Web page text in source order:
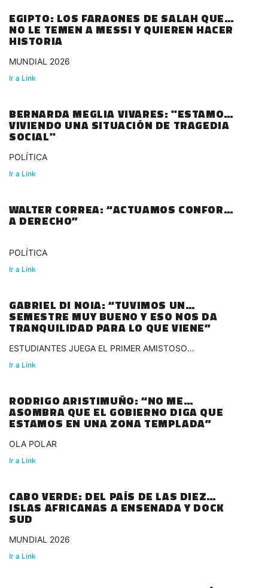
EGIPTO: LOS FARAONES DE SALAH QUE
NO LE TEMEN A MESSI Y QUIEREN HACER
HISTORIA
MUNDIAL 2026
Ir a Link
BERNARDA MEGLIA VIVARES: "ESTAMOS
VIVIENDO UNA SITUACIÓN DE TRAGEDIA
SOCIAL"
POLÍTICA
Ir a Link
WALTER CORREA: “ACTUAMOS CONFORME
A DERECHO”
POLÍTICA
Ir a Link
GABRIEL DI NOIA: “TUVIMOS UN
SEMESTRE MUY BUENO Y ESO NOS DA
TRANQUILIDAD PARA LO QUE VIENE”
ESTUDIANTES JUEGA EL PRIMER AMISTOSO
INTERNACIONAL
Ir a Link
RODRIGO ARISTIMUÑO: “NO ME
ASOMBRA QUE EL GOBIERNO DIGA QUE
ESTAMOS EN UNA ZONA TEMPLADA”
OLA POLAR
Ir a Link
CABO VERDE: DEL PAÍS DE LAS DIEZ
ISLAS AFRICANAS A ENSENADA Y DOCK
SUD
MUNDIAL 2026
Ir a Link